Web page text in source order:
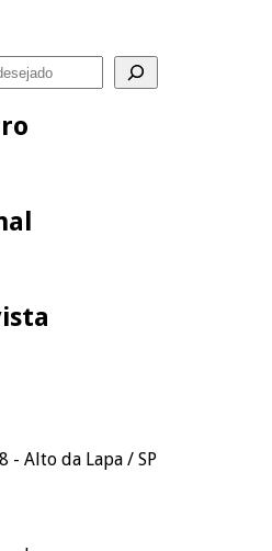
- Alto da Lapa / SP